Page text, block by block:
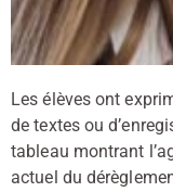
Les élèves ont
de textes ou
tableau montrant
actuel du